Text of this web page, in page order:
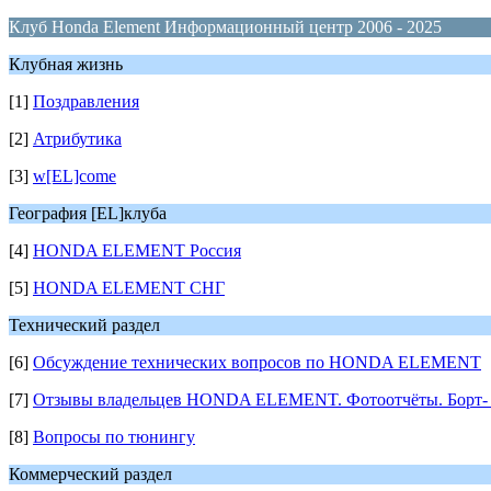
Клуб Honda Element Информационный центр 2006 - 2025
Клубная жизнь
[1] Поздравления
[2] Атрибутика
[3] w[EL]come
География [EL]клуба
[4] HONDA ELEMENT Россия
[5] HONDA ELEMENT СНГ
Технический раздел
[6] Обсуждение технических вопросов по HONDA ELEMENT
[7] Отзывы владельцев HONDA ELEMENT. Фотоотчёты. Борт-
[8] Вопросы по тюнингу
Коммерческий раздел